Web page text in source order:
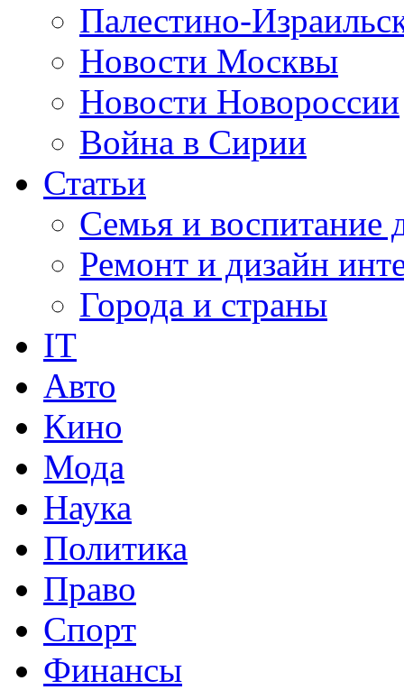
Палестино-
Новости Москвы
Новости Новороссии
Война в Сирии
Статьи
Семья и воспитание
Ремонт и дизайн
Города и страны
IT
Авто
Кино
Мода
Наука
Политика
Право
Спорт
Финансы